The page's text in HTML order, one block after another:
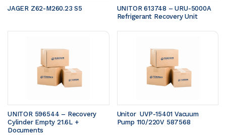
JAGER Z62-M260.23 S5
UNITOR 613748 – URU-5000A
Refrigerant Recovery Unit
UNITOR 596544 – Recovery
Cylinder Empty 21.6L +
Documents
Unitor  UVP-15401 Vacuum
Pump 110/220V 587568